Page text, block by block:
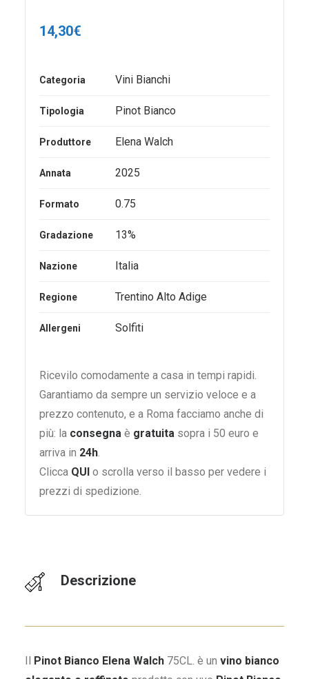
14,30€
Categoria Vini Bianchi
Tipologia Pinot Bianco
Produttore Elena Walch
Annata 2025
Formato 0.75
Gradazione 13%
Nazione Italia
Regione Trentino Alto Adige
Allergeni Solfiti
Ricevilo comodamente a casa in tempi rapidi.
Garantiamo da sempre un servizio veloce e a
prezzo contenuto, e a Roma facciamo anche di
più: la consegna è gratuita sopra i 50 euro e
arriva in 24h.
Clicca QUI o scrolla verso il basso per vedere i
prezzi di spedizione.
Descrizione
Il Pinot Bianco Elena Walch 75CL. è un vino bianco